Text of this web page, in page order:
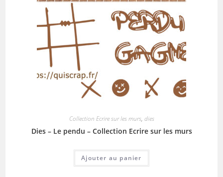
Collection Ecrire sur les murs, dies
Dies – Le pendu – Collection Ecrire sur les murs
Ajouter au panier